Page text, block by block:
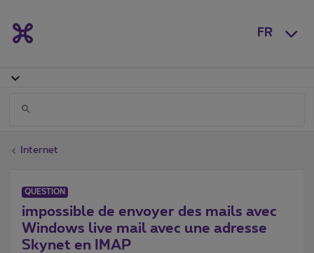
FR
Internet
QUESTION
impossible de envoyer des mails avec
Windows live mail avec une adresse
Skynet en IMAP